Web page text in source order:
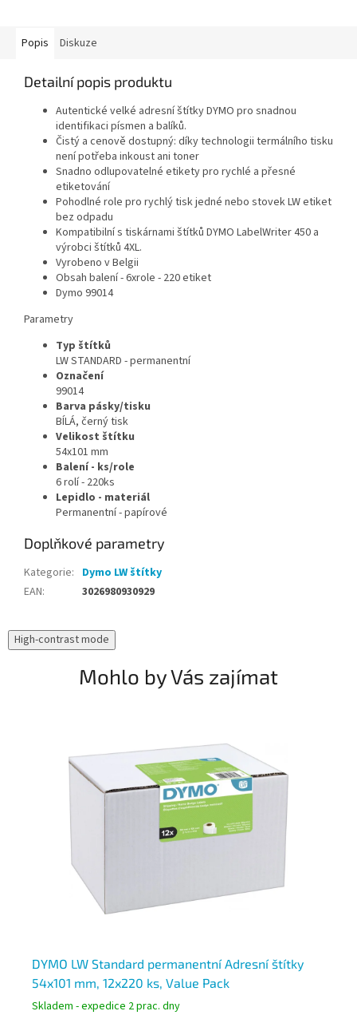
Popis
Diskuze
Detailní popis produktu
Autentické velké adresní štítky DYMO pro snadnou
identifikaci písmen a balíků.
Čistý a cenově dostupný: díky technologii termálního tisku
není potřeba inkoust ani toner
Snadno odlupovatelné etikety pro rychlé a přesné
etiketování
Pohodlné role pro rychlý tisk jedné nebo stovek LW etiket
bez odpadu
Kompatibilní s tiskárnami štítků DYMO LabelWriter 450 a
výrobci štítků 4XL.
Vyrobeno v Belgii
Obsah balení - 6xrole - 220 etiket
Dymo 99014
Parametry
Typ štítků
LW STANDARD - permanentní
Označení
99014
Barva pásky/tisku
BÍLÁ, černý tisk
Velikost štítku
54x101 mm
Balení - ks/role
6 rolí - 220ks
Lepidlo - materiál
Permanentní - papírové
Doplňkové parametry
Kategorie: Dymo LW štítky
EAN: 3026980930929
High-contrast mode
Mohlo by Vás zajímat
DYMO LW Standard permanentní Adresní štítky
54x101 mm, 12x220 ks, Value Pack
Skladem - expedice 2 prac. dny